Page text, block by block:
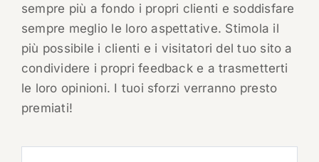
sempre più a fondo i propri clienti e soddisfare
sempre meglio le loro aspettative. Stimola il
più possibile i clienti e i visitatori del tuo sito a
condividere i propri feedback e a trasmetterti
le loro opinioni. I tuoi sforzi verranno presto
premiati!